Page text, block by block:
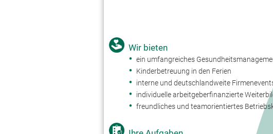
Wir bieten
ein umfangreiches
Kinderbetreuung in den Ferien
interne und deutschlandweite
individuelle arbeitgeberfinanzierte
freundliches und teamorientiertes